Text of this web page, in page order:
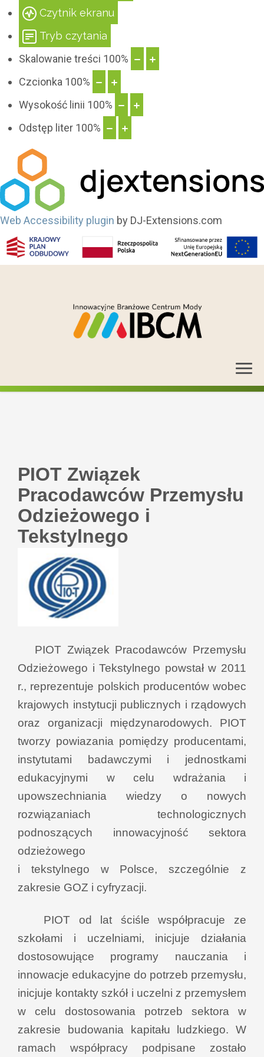
Czytnik ekranu
Tryb czytania
Skalowanie treści 100%
Czcionka 100%
Wysokość linii 100%
Odstęp liter 100%
Web Accessibility plugin by DJ-Extensions.com
PIOT Związek
Pracodawców Przemysłu
Odzieżowego i
Tekstylnego
PIOT Związek Pracodawców Przemysłu
Odzieżowego i Tekstylnego powstał w 2011
r., reprezentuje polskich producentów wobec
krajowych instytucji publicznych i rządowych
oraz organizacji międzynarodowych. PIOT
tworzy powiazania pomiędzy producentami,
instytutami badawczymi i jednostkami
edukacyjnymi w celu wdrażania i
upowszechniania wiedzy o nowych
rozwiązaniach technologicznych
podnoszących innowacyjność sektora
odzieżowego
i tekstylnego w Polsce, szczególnie z
zakresie GOZ i cyfryzacji.
PIOT od lat ściśle współpracuje ze
szkołami i uczelniami, inicjuje działania
dostosowujące programy nauczania i
innowacje edukacyjne do potrzeb przemysłu,
inicjuje kontakty szkół i uczelni z przemysłem
w celu dostosowania potrzeb sektora w
zakresie budowania kapitału ludzkiego. W
ramach współpracy podpisane zostało
stylista